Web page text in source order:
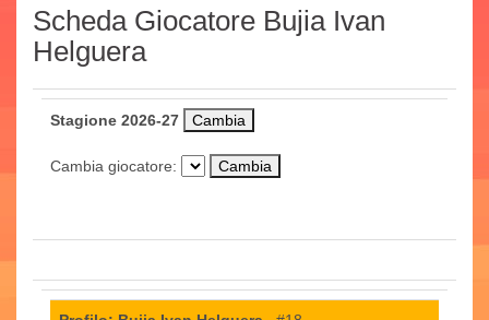
Scheda Giocatore Bujia Ivan
Helguera
Stagione 2026-27
Cambia giocatore: